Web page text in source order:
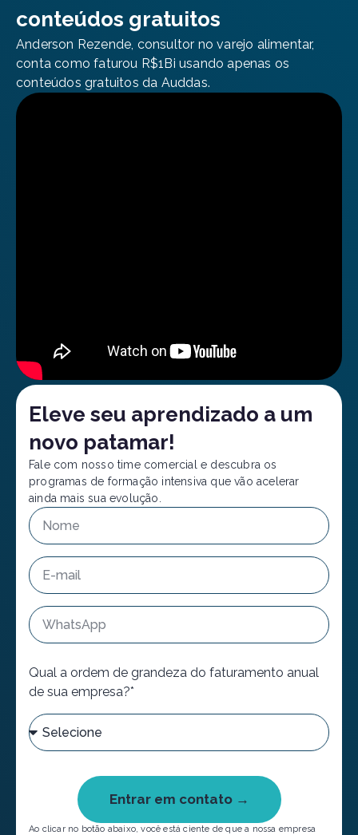
conteúdos gratuitos
Anderson Rezende, consultor no varejo alimentar,
conta como faturou R$1Bi usando apenas os
conteúdos gratuitos da Auddas.
Eleve seu aprendizado a um
novo patamar!
Fale com nosso time comercial e descubra os
programas de formação intensiva que vão acelerar
ainda mais sua evolução.
Qual a ordem de grandeza do faturamento anual
de sua empresa?*
Entrar em contato →
Ao clicar no botão abaixo, você está ciente de que a nossa empresa